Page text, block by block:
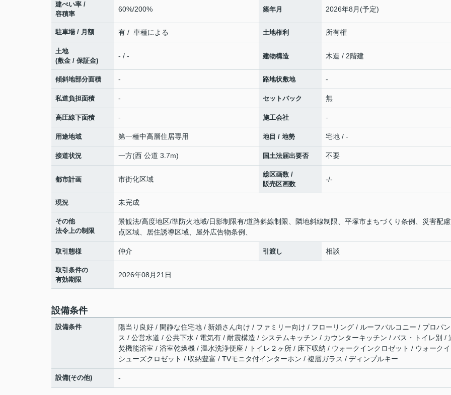
建ぺい率 /
容積率
60%/200% 築年月 2026年8月(予定)
駐車場 / 月額 有 / 車種による 土地権利 所有権
土地
(敷金 / 保証金)
- / - 建物構造 木造 / 2階建
傾斜地部分面積 - 路地状敷地 -
私道負担面積 - セットバック 無
高圧線下面積 - 施工会社 -
用途地域 第一種中高層住居専用 地目 / 地勢 宅地 / -
接道状況 一方(西 公道 3.7m) 国土法届出要否 不要
都市計画 市街化区域
総区画数 /
販売区画数
-/-
現況 未完成
その他
法令上の制限
景観法/高度地区/準防火地域/日影制限有/道路斜線制限、隣地斜線制限、平塚市まちづくり条例、災害配
点区域、居住誘導区域、屋外広告物条例、
取引態様 仲介 引渡し 相談
取引条件の
有効期限
2026年08月21日
設備条件
設備条件
陽当り良好 / 閑静な住宅地 / 新婚さん向け / ファミリー向け / フローリング / ルーフバルコニー / プロパ
ス / 公営水道 / 公共下水 / 電気有 / 耐震構造 / システムキッチン / カウンターキッチン / バス・トイレ別 /
焚機能浴室 / 浴室乾燥機 / 温水洗浄便座 / トイレ２ヶ所 / 床下収納 / ウォークインクロゼット / ウォーク
シューズクロゼット / 収納豊富 / TVモニタ付インターホン / 複層ガラス / ディンプルキー
設備(その他) -